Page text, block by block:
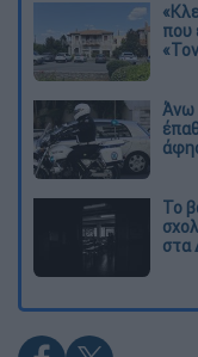
που
Άνω
Το
στα